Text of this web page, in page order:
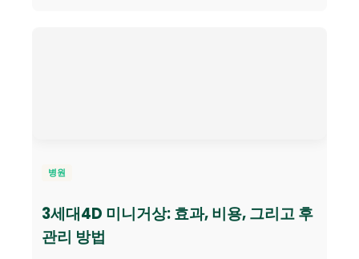
병원
3세대4D 미니거상: 효과, 비용, 그리고 후
관리 방법